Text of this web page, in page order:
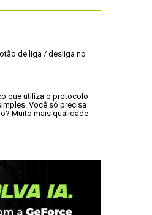
de liga / desliga no
que utiliza o protocolo
Você só precisa
Muito mais qualidade